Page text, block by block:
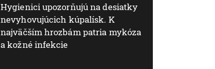
Hygienici upozorňujú na desiatky
nevyhovujúcich kúpalísk. K
najväčším hrozbám patria mykóza
a kožné infekcie